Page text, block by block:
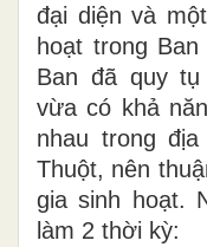
đại diện và
hoạt trong
Ban đã quy
vừa có khả
nhau trong
Thuột, nên
gia sinh hoạt.
làm 2 thời kỳ: